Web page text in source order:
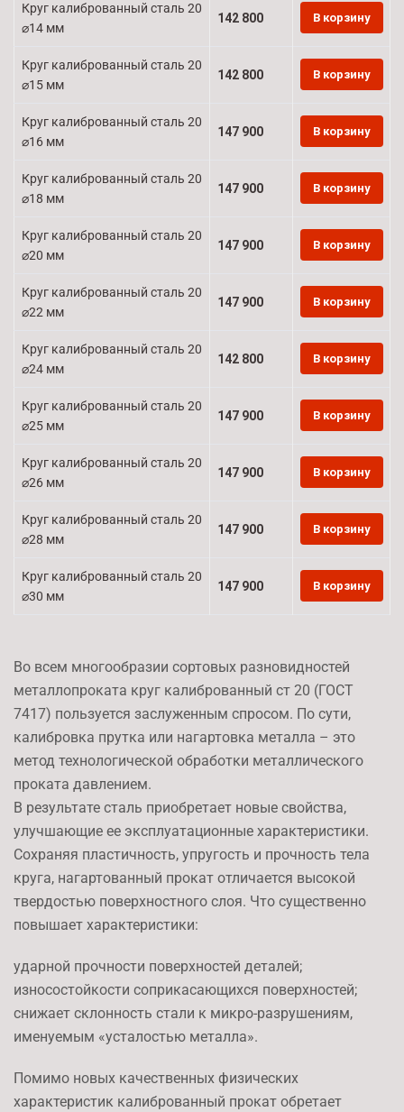
Круг калиброванный сталь 20
⌀14 мм
142 800 В корзину
Круг калиброванный сталь 20
⌀15 мм
142 800 В корзину
Круг калиброванный сталь 20
⌀16 мм
147 900 В корзину
Круг калиброванный сталь 20
⌀18 мм
147 900 В корзину
Круг калиброванный сталь 20
⌀20 мм
147 900 В корзину
Круг калиброванный сталь 20
⌀22 мм
147 900 В корзину
Круг калиброванный сталь 20
⌀24 мм
142 800 В корзину
Круг калиброванный сталь 20
⌀25 мм
147 900 В корзину
Круг калиброванный сталь 20
⌀26 мм
147 900 В корзину
Круг калиброванный сталь 20
⌀28 мм
147 900 В корзину
Круг калиброванный сталь 20
⌀30 мм
147 900 В корзину
Во всем многообразии сортовых разновидностей
металлопроката круг калиброванный ст 20 (ГОСТ
7417) пользуется заслуженным спросом. По сути,
калибровка прутка или нагартовка металла – это
метод технологической обработки металлического
проката давлением.
В результате сталь приобретает новые свойства,
улучшающие ее эксплуатационные характеристики.
Сохраняя пластичность, упругость и прочность тела
круга, нагартованный прокат отличается высокой
твердостью поверхностного слоя. Что существенно
повышает характеристики:
ударной прочности поверхностей деталей;
износостойкости соприкасающихся поверхностей;
снижает склонность стали к микро-разрушениям,
именуемым «усталостью металла».
Помимо новых качественных физических
характеристик калиброванный прокат обретает